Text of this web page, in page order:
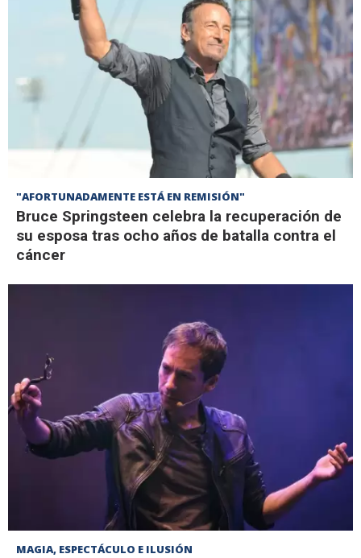
"AFORTUNADAMENTE ESTÁ EN REMISIÓN"
Bruce Springsteen celebra la recuperación de
su esposa tras ocho años de batalla contra el
cáncer
MAGIA, ESPECTÁCULO E ILUSIÓN